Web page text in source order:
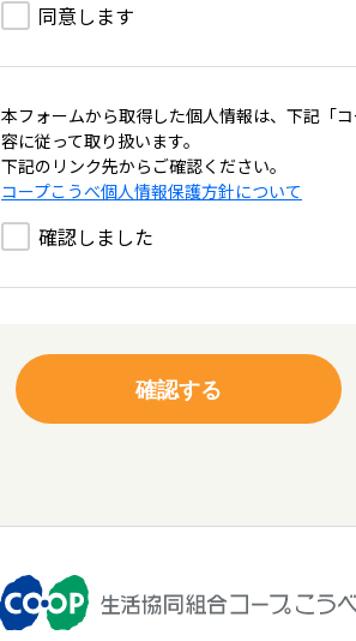
同意します
本フォームから取得した個人情報は、下記「
容に従って取り扱います。
下記のリンク先からご確認ください。
コープこうべ個人情報保護方針について
確認しました